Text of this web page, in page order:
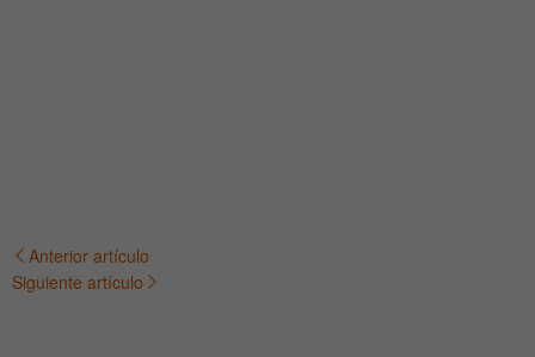
Navegación
Anterior artículo
Siguiente artículo